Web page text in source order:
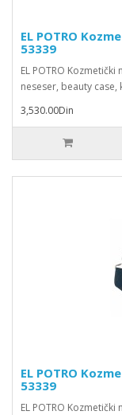
EL POTRO
53339
EL POTRO
neseser, beauty case,
3,530.00Din
EL POTRO
53339
EL POTRO